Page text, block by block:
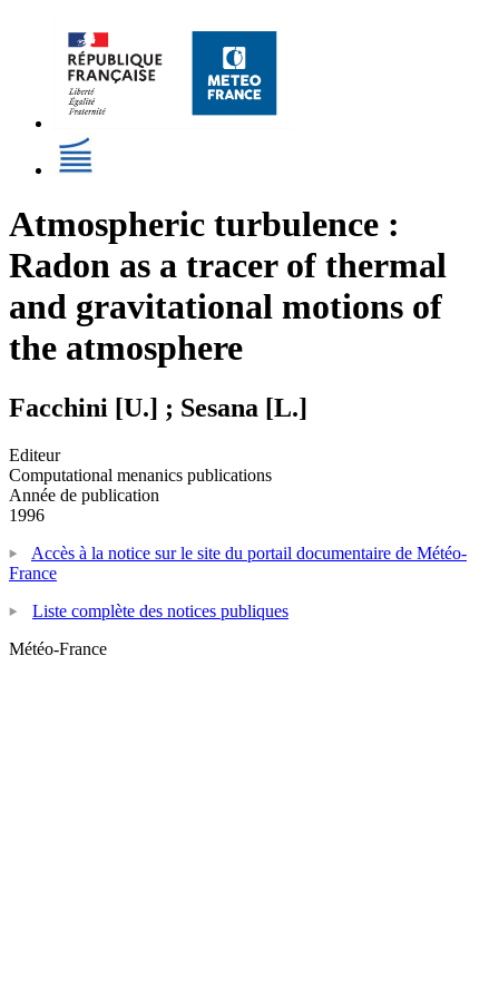
Atmospheric turbulence :
Radon as a tracer of thermal
and gravitational motions of
the atmosphere
Facchini [U.] ; Sesana [L.]
Editeur
Computational menanics publications
Année de publication
1996
Accès à la notice sur le site du portail documentaire de Météo-
France
Liste complète des notices publiques
Météo-France